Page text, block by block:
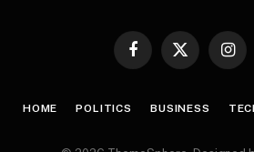
Facebook
X
HOME POLITICS BUSINESS